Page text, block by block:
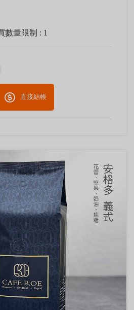
數量限制 : 1
直接結帳